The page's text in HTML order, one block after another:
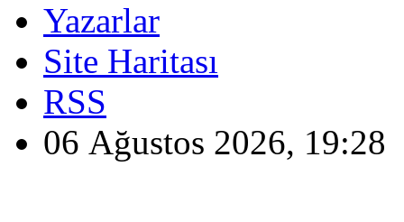
Yazarlar
Site Haritası
RSS
06 Ağustos 2026, 19:28